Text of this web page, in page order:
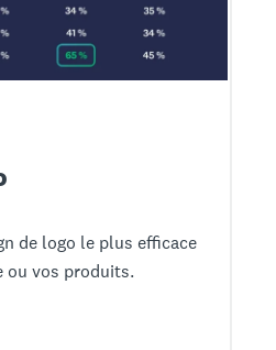
de logo le plus efficace
ou vos produits.